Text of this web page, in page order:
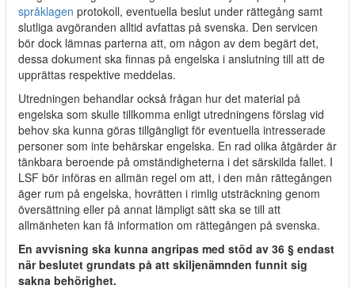
språklagen protokoll, eventuella beslut under rättegång samt
slutliga avgöranden alltid avfattas på svenska. Den servicen
bör dock lämnas parterna att, om någon av dem begärt det,
dessa dokument ska finnas på engelska i anslutning till att de
upprättas respektive meddelas.
Utredningen behandlar också frågan hur det material på
engelska som skulle tillkomma enligt utredningens förslag vid
behov ska kunna göras tillgängligt för eventuella intresserade
personer som inte behärskar engelska. En rad olika åtgärder är
tänkbara beroende på omständigheterna i det särskilda fallet. I
LSF bör införas en allmän regel om att, i den mån rättegången
äger rum på engelska, hovrätten i rimlig utsträckning genom
översättning eller på annat lämpligt sätt ska se till att
allmänheten kan få information om rättegången på svenska.
En avvisning ska kunna angripas med stöd av 36 § endast
när beslutet grundats på att skiljenämnden funnit sig
sakna behörighet.